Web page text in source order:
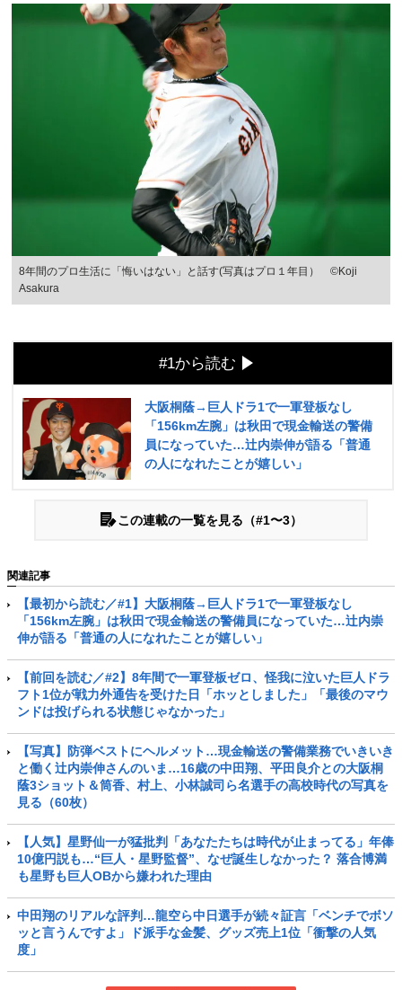
8年間のプロ生活に「悔いはない」と話す(写真はプロ１年目） ©︎Koji
Asakura
#1から読む
大阪桐蔭→巨人ドラ1で一軍登板なし
「156km左腕」は秋田で現金輸送の警備
員になっていた…辻内崇伸が語る「普通
の人になれたことが嬉しい」
この連載の一覧を見る（#1〜3）
関連記事
【最初から読む／#1】大阪桐蔭→巨人ドラ1で一軍登板なし
「156km左腕」は秋田で現金輸送の警備員になっていた…辻内崇
伸が語る「普通の人になれたことが嬉しい」
【前回を読む／#2】8年間で一軍登板ゼロ、怪我に泣いた巨人ドラ
フト1位が戦力外通告を受けた日「ホッとしました」「最後のマウ
ンドは投げられる状態じゃなかった」
【写真】防弾ベストにヘルメット…現金輸送の警備業務でいきいき
と働く辻内崇伸さんのいま…16歳の中田翔、平田良介との大阪桐
蔭3ショット＆筒香、村上、小林誠司ら名選手の高校時代の写真を
見る（60枚）
【人気】星野仙一が猛批判「あなたたちは時代が止まってる」年俸
10億円説も…“巨人・星野監督”、なぜ誕生しなかった？ 落合博満
も星野も巨人OBから嫌われた理由
中田翔のリアルな評判…龍空ら中日選手が続々証言「ベンチでボソ
ッと言うんですよ」ド派手な金髪、グッズ売上1位「衝撃の人気
度」